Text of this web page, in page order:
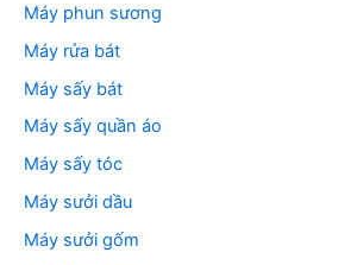
Máy phun sương
Máy rửa bát
Máy sấy bát
Máy sấy quần áo
Máy sấy tóc
Máy sưởi dầu
Máy sưởi gốm